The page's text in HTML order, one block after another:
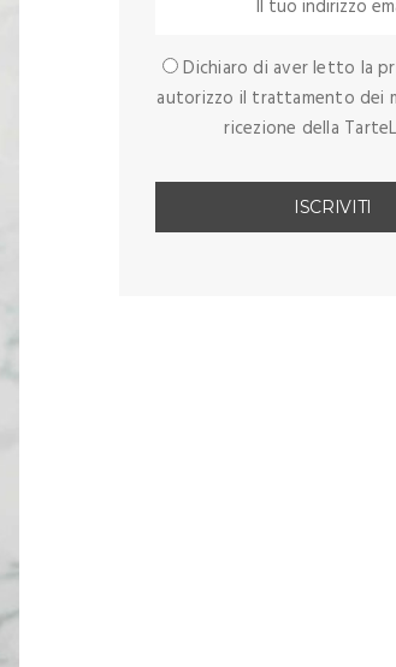
Dichiaro di aver letto la
autorizzo il trattamento dei
ricezione della